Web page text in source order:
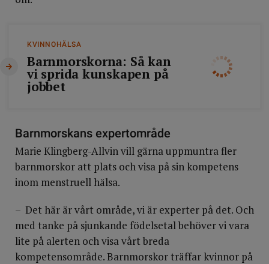
KVINNOHÄLSA
Barnmorskorna: Så kan
vi sprida kunskapen på
jobbet
Barnmorskans expertområde
Marie Klingberg-Allvin vill gärna uppmuntra fler
barnmorskor att plats och visa på sin kompetens
inom menstruell hälsa.
– Det här är vårt område, vi är experter på det. Och
med tanke på sjunkande födelsetal behöver vi vara
lite på alerten och visa vårt breda
kompetensområde. Barnmorskor träffar kvinnor på